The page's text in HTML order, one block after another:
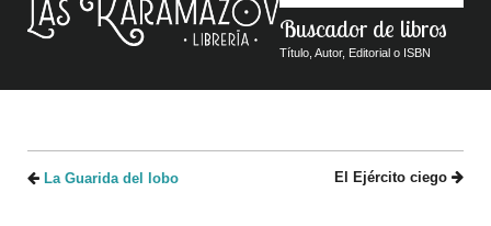
Buscador de libros
Título, Autor, Editorial o ISBN
La Guarida del lobo El Ejército ciego